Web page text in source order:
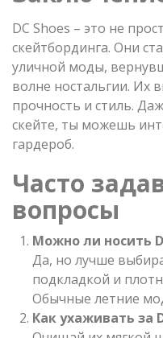
DC Shoes – это не
скейтбординга. Они
уличной моды,
волне ностальгии. Их
прочность и стиль.
скейте, ты можешь
гардероб.
Часто
вопросы
Можно ли носить
Да, но лучше
подкладкой и
Обычные летние
Как ухаживать за